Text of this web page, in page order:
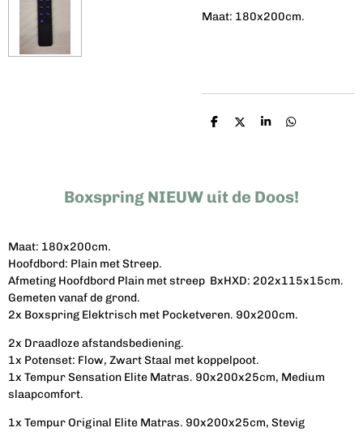
Maat: 180x200cm.
D
D
S
D
Boxspring NIEUW uit de Doos!
Maat: 180x200cm.
Hoofdbord: Plain met Streep.
Afmeting Hoofdbord Plain met streep BxHXD: 202x115x15cm.
Gemeten vanaf de grond.
2x Boxspring Elektrisch met Pocketveren. 90x200cm.
2x Draadloze afstandsbediening.
1x Potenset: Flow, Zwart Staal met koppelpoot.
1x Tempur Sensation Elite Matras. 90x200x25cm, Medium
slaapcomfort.
1x Tempur Original Elite Matras. 90x200x25cm, Stevig